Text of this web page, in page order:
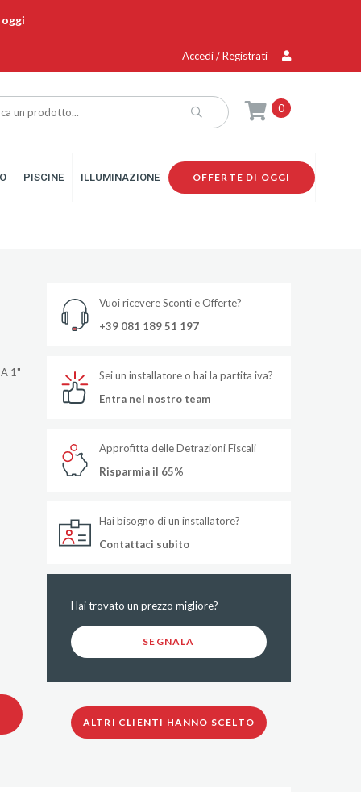
Accedi / Registrati
0
PISCINE ILLUMINAZIONE OFFERTE DI OGGI
1"
Vuoi ricevere Sconti e Offerte?
+39 081 189 51 197
Sei un installatore o hai la partita iva?
Entra nel nostro team
Approfitta delle Detrazioni Fiscali
Risparmia il 65%
Hai bisogno di un installatore?
Contattaci subito
Hai trovato un prezzo migliore?
SEGNALA
ALTRI CLIENTI HANNO SCELTO